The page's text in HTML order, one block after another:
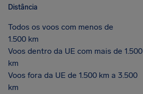
Distância
Todos os voos com menos de
1.500 km
Voos dentro da UE com mais de 1.500
km
Voos fora da UE de 1.500 km a 3.500
km